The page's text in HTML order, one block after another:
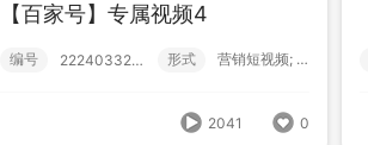
222311320000 形式
【百家号】专属视频4
编号 222403320003 形式 营销短视频; 高级款; 百家号;
2041 0